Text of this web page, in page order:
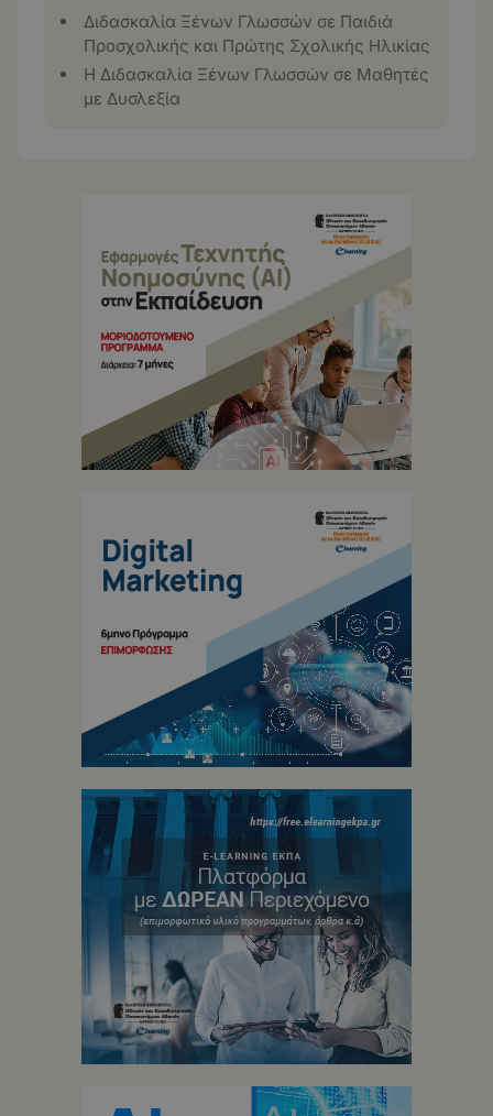
Διδασκαλία Ξένων Γλωσσών σε Παιδιά
Προσχολικής και Πρώτης Σχολικής Ηλικίας
Η Διδασκαλία Ξένων Γλωσσών σε Μαθητές
με Δυσλεξία